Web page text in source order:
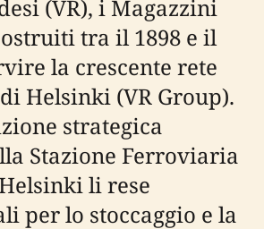
(VR), i Magazzini
tra il 1898 e il
la crescente rete
Helsinki (VR Group).
strategica
Stazione Ferroviaria
li rese
per lo stoccaggio e la